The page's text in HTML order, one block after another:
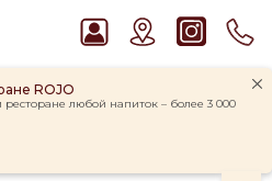
ROJO
любой напиток – более 3 000
38% (0,5L)